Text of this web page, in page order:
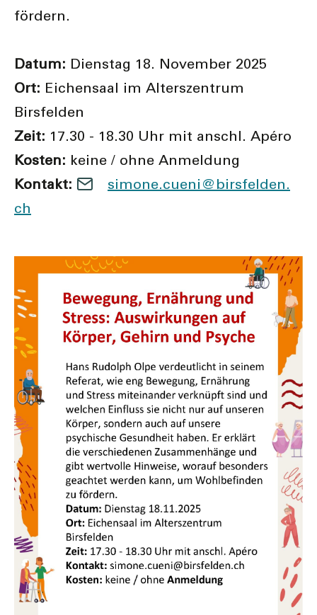
fördern.
Datum: Dienstag 18. November 2025
Ort: Eichensaal im Alterszentrum
Birsfelden
Zeit: 17.30 - 18.30 Uhr mit anschl. Apéro
Kosten: keine / ohne Anmeldung
Kontakt:
s m n c n b rsf ld
n
ch